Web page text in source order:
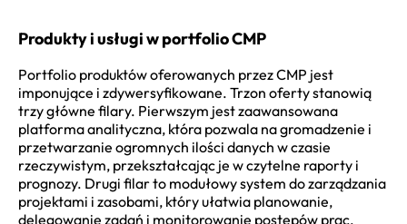
Produkty i usługi w portfolio CMP
Portfolio produktów oferowanych przez CMP jest
imponujące i zdywersyfikowane. Trzon oferty stanowią
trzy główne filary. Pierwszym jest zaawansowana
platforma analityczna, która pozwala na gromadzenie i
przetwarzanie ogromnych ilości danych w czasie
rzeczywistym, przekształcając je w czytelne raporty i
prognozy. Drugi filar to modułowy system do zarządzania
projektami i zasobami, który ułatwia planowanie,
delegowanie zadań i monitorowanie postępów prac.